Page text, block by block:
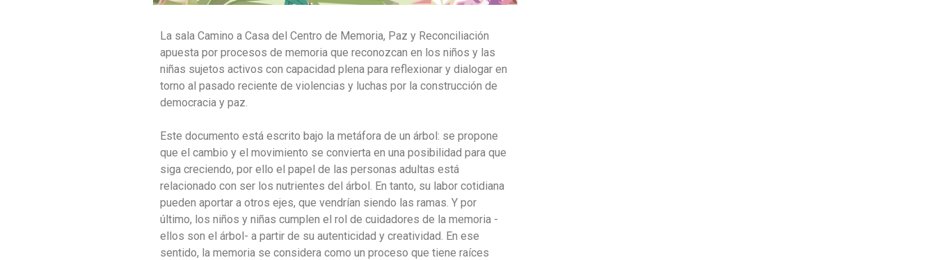
La sala Camino a Casa del Centro de Memoria, Paz y Reconciliación
apuesta por procesos de memoria que reconozcan en los niños y las
niñas sujetos activos con capacidad plena para reflexionar y dialogar en
torno al pasado reciente de violencias y luchas por la construcción de
democracia y paz.
Este documento está escrito bajo la metáfora de un árbol: se propone
que el cambio y el movimiento se convierta en una posibilidad para que
siga creciendo, por ello el papel de las personas adultas está
relacionado con ser los nutrientes del árbol. En tanto, su labor cotidiana
pueden aportar a otros ejes, que vendrían siendo las ramas. Y por
último, los niños y niñas cumplen el rol de cuidadores de la memoria -
ellos son el árbol- a partir de su autenticidad y creatividad. En ese
sentido, la memoria se considera como un proceso que tiene raíces